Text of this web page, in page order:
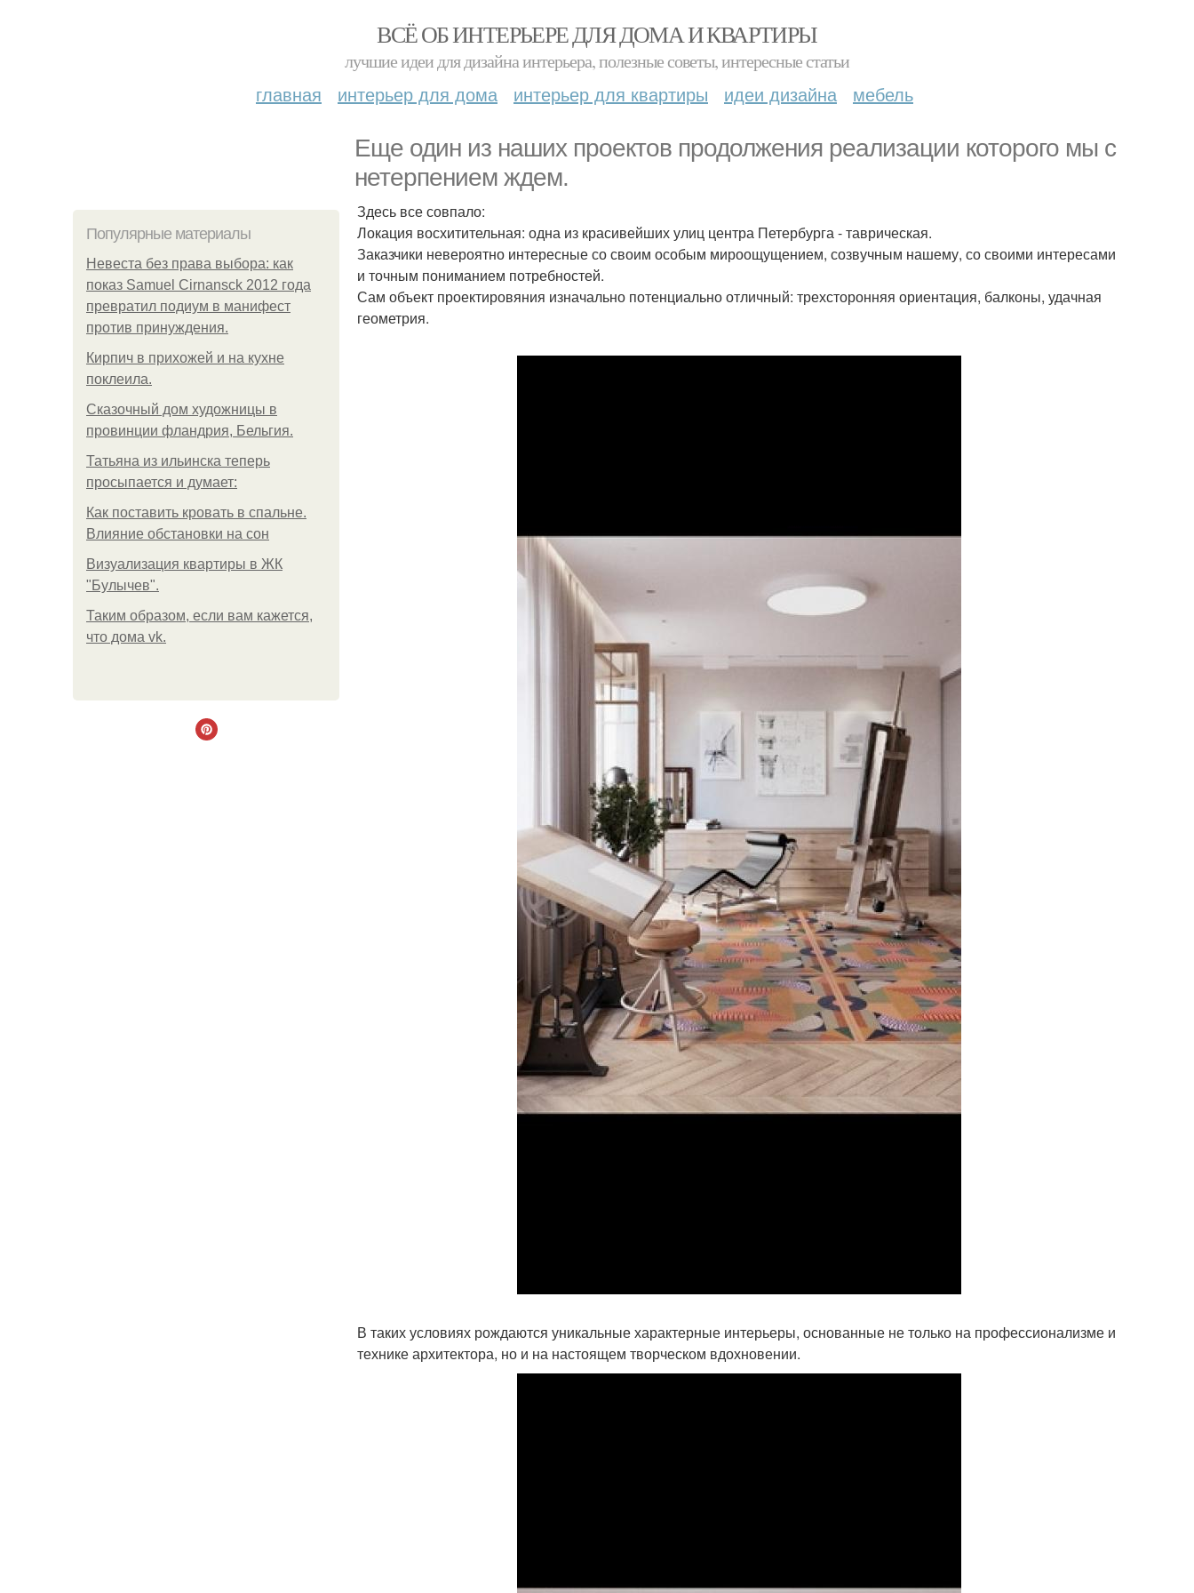
ВСЁ ОБ ИНТЕРЬЕРЕ ДЛЯ ДОМА И КВАРТИРЫ
лучшие идеи для дизайна интерьера, полезные советы, интересные статьи
главная интерьер для дома интерьер для квартиры идеи дизайна мебель
Еще один из наших проектов продолжения реализации которого мы с
нетерпением ждем.
Популярные материалы
Невеста без права выбора: как
показ Samuel Cirnansck 2012 года
превратил подиум в манифест
против принуждения.
Кирпич в прихожей и на кухне
поклеила.
Сказочный дом художницы в
провинции фландрия, Бельгия.
Татьяна из ильинска теперь
просыпается и думает:
Как поставить кровать в спальне.
Влияние обстановки на сон
Визуализация квартиры в ЖК
"Булычев".
Таким образом, если вам кажется,
что дома vk.
Здесь все совпало:
Локация восхитительная: одна из красивейших улиц центра Петербурга - таврическая.
Заказчики невероятно интересные со своим особым мироощущением, созвучным нашему, со своими интересами
и точным пониманием потребностей.
Сам объект проектировяния изначально потенциально отличный: трехсторонняя ориентация, балконы, удачная
геометрия.
В таких условиях рождаются уникальные характерные интерьеры, основанные не только на профессионализме и
технике архитектора, но и на настоящем творческом вдохновении.